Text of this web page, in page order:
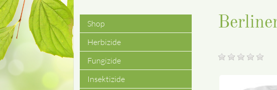
Navigation
überspringen
Shop
Herbizide
Fungizide
Insektizide